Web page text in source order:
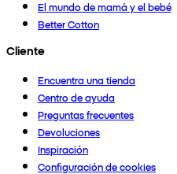
El mundo de mamá y el bebé
Better Cotton
Cliente
Encuentra una tienda
Centro de ayuda
Preguntas frecuentes
Devoluciones
Inspiración
Configuración de cookies